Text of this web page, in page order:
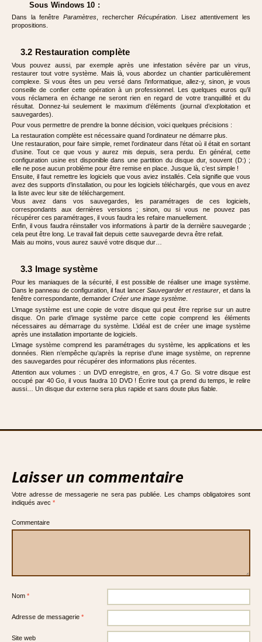
Sous Windows 10 :
Dans la fenêtre Paramètres, rechercherRécupération . Lisez attentivement les
propositions.
3.2 Restauration complète
Vous pouvez aussi, par exemple après une infestation sévère par un virus,
restaurer tout votre système. Mais là, vous abordez un chantier particulièrement
complexe. Si vous êtes un peu versé dans l’informatique, allez-y, sinon, je vous
conseille de confier cette opération à un professionnel. Les quelques euros qu’il
vous réclamera en échange ne seront rien en regard de votre tranquillité et du
résultat. Donnez-lui seulement le maximum d’éléments (journal d’exploitation et
sauvegardes).
Pour vous permettre de prendre la bonne décision, voici quelques précisions :
La restauration complète est nécessaire quand l’ordinateur ne démarre plus.
Une restauration, pour faire simple, remet l’ordinateur dans l’état où il était en sortant
d’usine. Tout ce que vous y aurez mis depuis, sera perdu. En général, cette
configuration usine est disponible dans une partition du disque dur, souvent (D:) ;
elle ne pose aucun problème pour être remise en place. Jusque là, c’est simple !
Ensuite, il faut remettre les logiciels que vous aviez installés. Cela signifie que vous
avez des supports d’installation, ou pour les logiciels téléchargés, que vous en avez
la liste avec leur site de téléchargement.
Vous avez dans vos sauvegardes, les paramétrages de ces logiciels,
correspondants aux dernières versions ; sinon, ou si vous ne pouvez pas
récupérer ces paramétrages, il vous faudra les refaire manuellement.
Enfin, il vous faudra réinstaller vos informations à partir de la dernière sauvegarde ;
cela peut être long. Le travail fait depuis cette sauvegarde devra être refait.
Mais au moins, vous aurez sauvé votre disque dur…
3.3 Image système
Pour les maniaques de la sécurité, il est possible de réaliser une image système.
Dans le panneau de configuration, il faut lancer Sauvegarder et restaurer , et dans la
fenêtre correspondante, demander Créer une image système
L’image système est une copie de votre disque qui peut être reprise sur un autre
disque. On parle d’image système parce cette copie comprend les éléments
nécessaires au démarrage du système. L’idéal est de créer une image système
après une installation importante de logiciels.
L’image système comprend les paramétrages du système, les applications et les
données. Rien n’empêche qu’après la reprise d’une image système, on reprenne
des sauvegardes pour récupérer des informations plus récentes.
Attention aux volumes : un DVD enregistre, en gros, 4.7 Go. Si votre disque est
occupé par 40 Go, il vous faudra 10 DVD ! Écrire tout ça prend du temps, le relire
aussi… Un disque dur externe sera plus rapide et sans doute plus fiable.
Laisser un commentaire
Votre adresse de messagerie ne sera pas publiée.
Les champs obligatoires sont
indiqués avec *
Commentaire
Nom *
Adresse de messagerie *
Site web